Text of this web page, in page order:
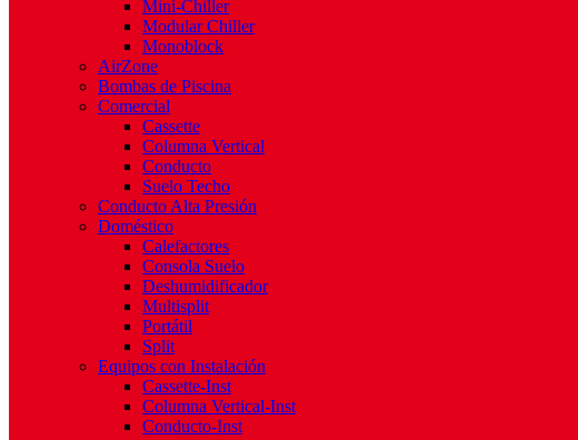
Mini-Chiller
Modular Chiller
Monoblock
AirZone
Bombas de Piscina
Comercial
Cassette
Columna Vertical
Conducto
Suelo Techo
Conducto Alta Presión
Doméstico
Calefactores
Consola Suelo
Deshumidificador
Multisplit
Portátil
Split
Equipos con Instalación
Cassette-Inst
Columna Vertical-Inst
Conducto-Inst